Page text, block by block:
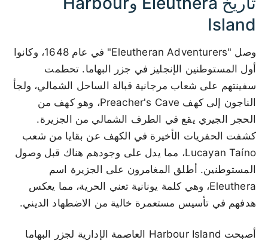
Island
وصل "Eleutheran Adventurers" في عام 1648، وكانوا
أول المستوطنين الإنجليز في جزر البهاما. تحطمت
سفينتهم على شعاب مرجانية قبالة الساحل الشمالي، ولجأ
الناجون إلى كهف Preacher's Cave، وهو كهف من
الحجر الجيري يقع في الطرف الشمالي من الجزيرة.
كشفت الحفريات الأخيرة في الكهف عن بقايا من شعب
Lucayan Taíno، مما يدل على وجودهم هناك قبل وصول
المستوطنين. أطلق المغامرون على الجزيرة اسم
Eleuthera، وهي كلمة يونانية تعني الحرية، مما يعكس
هدفهم في تأسيس مستعمرة خالية من الاضطهاد الديني.
أصبحت Harbour Island العاصمة الإدارية لجزر البهاما